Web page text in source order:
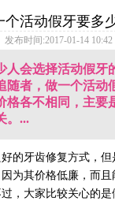
个活动假牙要多
发布时间:2017-01-14 10:42
人会选择活动假牙
随者，做一个活动
格各不相同，主要
。...
的牙齿修复方式，
为其价格低廉，而
，大家比较关心的